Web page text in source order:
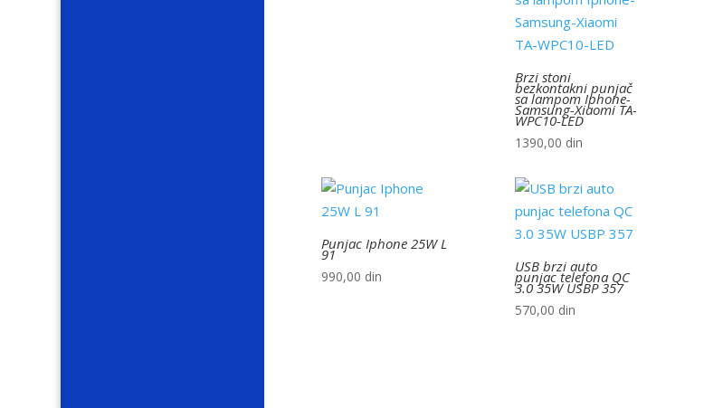
Brzi stoni
bezkontakni punjač
sa lampom Iphone-
Samsung-Xiaomi TA-
WPC10-LED
1390,00 din
Punjac Iphone 25W L
91
990,00 din
USB brzi auto
punjac telefona QC
3.0 35W USBP 357
570,00 din